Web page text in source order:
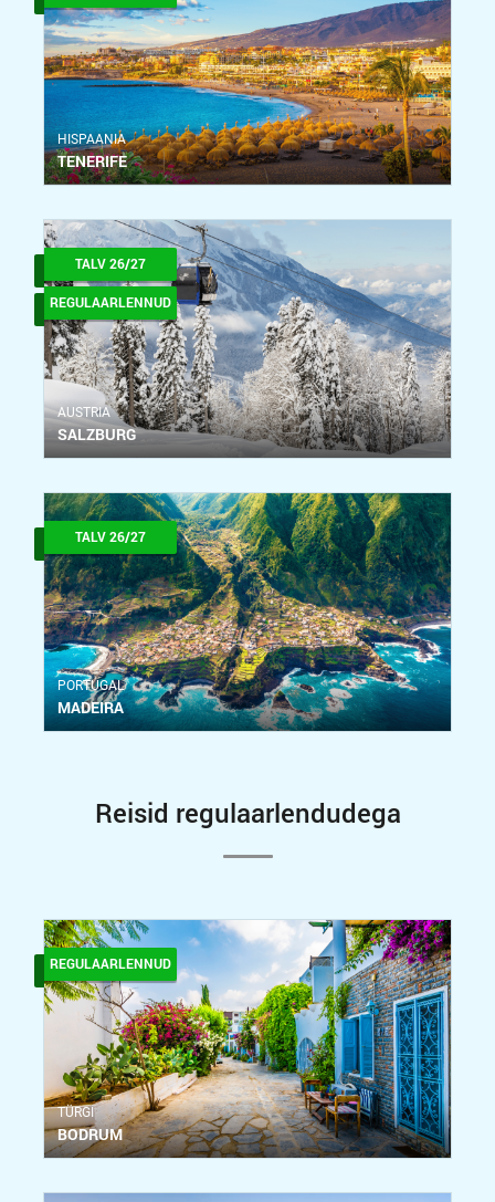
HISPAANIA
TENERIFE
TALV 26/27
REGULAARLENNUD
АUSTRIA
SALZBURG
TALV 26/27
PORTUGAL
MADEIRA
Reisid regulaarlendudega
REGULAARLENNUD
ТÜRGI
BODRUM